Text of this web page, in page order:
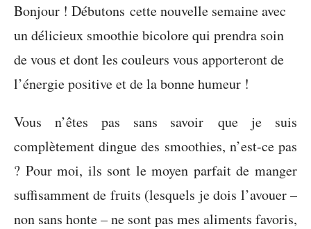
Bonjour ! Débutons cette nouvelle semaine avec
un délicieux smoothie bicolore qui prendra soin
de vous et dont les couleurs vous apporteront de
l’énergie positive et de la bonne humeur !
Vous n’êtes pas sans savoir que je suis
complètement dingue des smoothies, n’est-ce pas
? Pour moi, ils sont le moyen parfait de manger
suffisamment de fruits (lesquels je dois l’avouer –
non sans honte – ne sont pas mes aliments favoris,